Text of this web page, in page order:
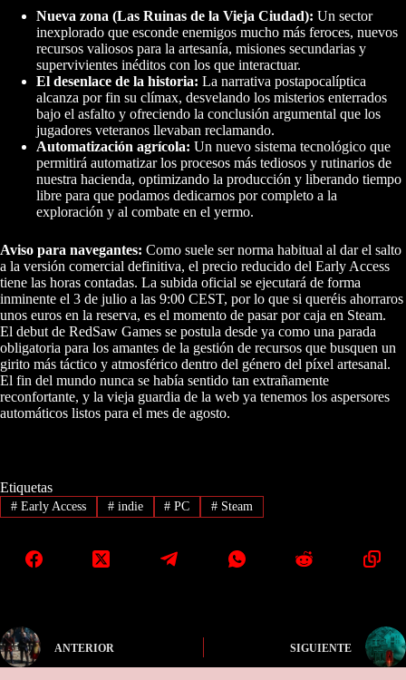
Nueva zona (Las Ruinas de la Vieja Ciudad): Un sector
inexplorado que esconde enemigos mucho más feroces, nuevos
recursos valiosos para la artesanía, misiones secundarias y
supervivientes inéditos con los que interactuar.
El desenlace de la historia: La narrativa postapocalíptica
alcanza por fin su clímax, desvelando los misterios enterrados
bajo el asfalto y ofreciendo la conclusión argumental que los
jugadores veteranos llevaban reclamando.
Automatización agrícola: Un nuevo sistema tecnológico que
permitirá automatizar los procesos más tediosos y rutinarios de
nuestra hacienda, optimizando la producción y liberando tiempo
libre para que podamos dedicarnos por completo a la
exploración y al combate en el yermo.
Aviso para navegantes: Como suele ser norma habitual al dar el salto
a la versión comercial definitiva, el precio reducido del Early Access
tiene las horas contadas. La subida oficial se ejecutará de forma
inminente el 3 de julio a las 9:00 CEST, por lo que si queréis ahorraros
unos euros en la reserva, es el momento de pasar por caja en Steam.
El debut de RedSaw Games se postula desde ya como una parada
obligatoria para los amantes de la gestión de recursos que busquen un
girito más táctico y atmosférico dentro del género del píxel artesanal.
El fin del mundo nunca se había sentido tan extrañamente
reconfortante, y la vieja guardia de la web ya tenemos los aspersores
automáticos listos para el mes de agosto.
Etiquetas
#Early Access #indie # PC # Steam
ANTERIOR SIGUIENTE